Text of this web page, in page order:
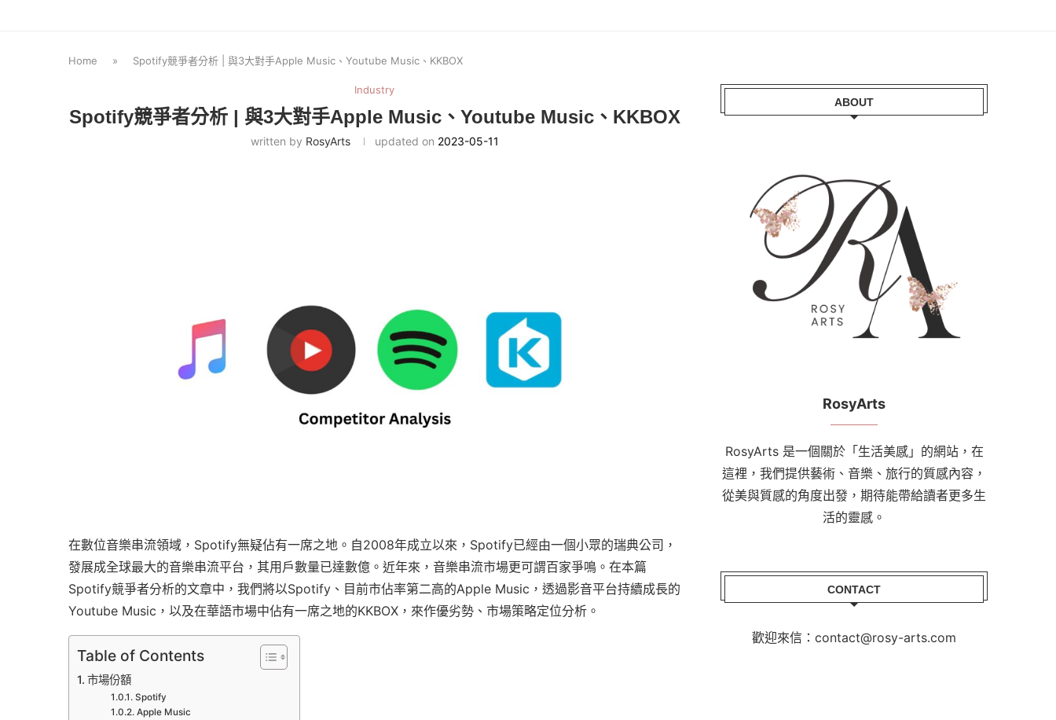
Home » Spotify競爭者分析 | 與3大對手Apple Music、Youtube Music、KKBOX
Industry
Spotify競爭者分析 | 與3大對手Apple Music、Youtube Music、KKBOX
written by RosyArts updated on 2023-05-11
在數位音樂串流領域，Spotify無疑佔有一席之地。自2008年成立以來，Spotify已經由一個小眾的瑞典公司，
發展成全球最大的音樂串流平台，其用戶數量已達數億。近年來，音樂串流市場更可謂百家爭鳴。在本篇
Spotify競爭者分析的文章中，我們將以Spotify、目前市佔率第二高的Apple Music，透過影音平台持續成長的
Youtube Music，以及在華語市場中佔有一席之地的KKBOX，來作優劣勢、市場策略定位分析。
Table of Contents
市場份額
Spotify
Apple Music
ABOUT
RosyArts
RosyArts 是一個關於「生活美感」的網站，在
這裡，我們提供藝術、音樂、旅行的質感內容，
從美與質感的角度出發，期待能帶給讀者更多生
活的靈感。
CONTACT
歡迎來信：contact@rosy-arts.com